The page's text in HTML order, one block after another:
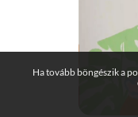
Ha tovább böngészik a